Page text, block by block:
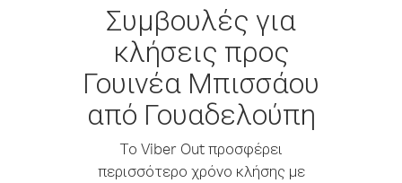
Συμβουλές για
κλήσεις προς
Γουινέα Μπισσάου
από Γουαδελούπη
Το Viber Out προσφέρει
περισσότερο χρόνο κλήσης με